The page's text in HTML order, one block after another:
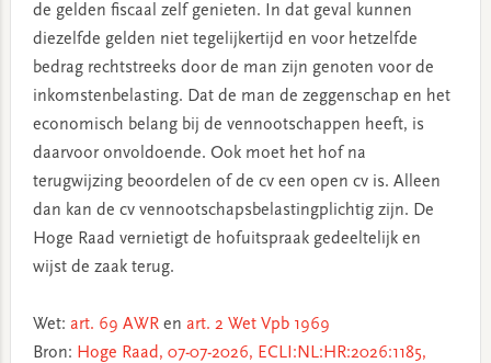
de gelden fiscaal zelf genieten. In dat geval kunnen
diezelfde gelden niet tegelijkertijd en voor hetzelfde
bedrag rechtstreeks door de man zijn genoten voor de
inkomstenbelasting. Dat de man de zeggenschap en het
economisch belang bij de vennootschappen heeft, is
daarvoor onvoldoende. Ook moet het hof na
terugwijzing beoordelen of de cv een open cv is. Alleen
dan kan de cv vennootschapsbelastingplichtig zijn. De
Hoge Raad vernietigt de hofuitspraak gedeeltelijk en
wijst de zaak terug.
Wet: art. 69 AWRen art. 2 Wet Vpb 1969
Bron: Hoge Raad, 07-07-2026, ECLI:NL:HR:2026:1185,